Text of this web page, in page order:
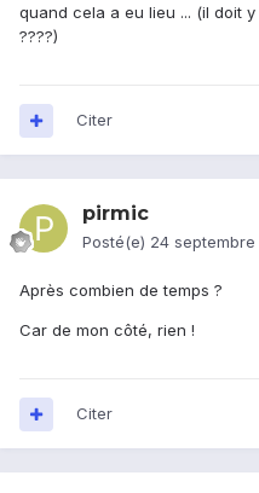
quand cela a eu lieu ... (il doit
????)
Citer
pirmic
Posté(e) 24 septembre
Après combien de temps ?
Car de mon côté, rien !
Citer